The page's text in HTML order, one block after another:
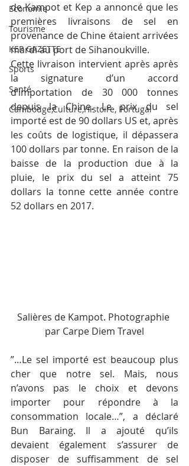
Economie
Tourisme
KEP GAZETTE
Sports
Santé
Cambodge,Culture,Histoire, Portugal
de Kampot et Kep a annoncé que les
premières livraisons de sel en
provenance de Chine étaient arrivées
mardi au port de Sihanoukville.
Cette livraison intervient après après
la signature d’un accord
d’importation de 30 000 tonnes
depuis la Chine. Le prix du sel
importé est de 90 dollars US et, après
les coûts de logistique, il dépassera
100 dollars par tonne. En raison de la
baisse de la production due à la
pluie, le prix du sel a atteint 75
dollars la tonne cette année contre
52 dollars en 2017.
Salières de Kampot. Photographie
par Carpe Diem Travel
”…Le sel importé est beaucoup plus
cher que notre sel. Mais, nous
n’avons pas le choix et devons
importer pour répondre à la
consommation locale…”, a déclaré
Bun Baraing. Il a ajouté qu’ils
devaient également s’assurer de
disposer de suffisamment de sel